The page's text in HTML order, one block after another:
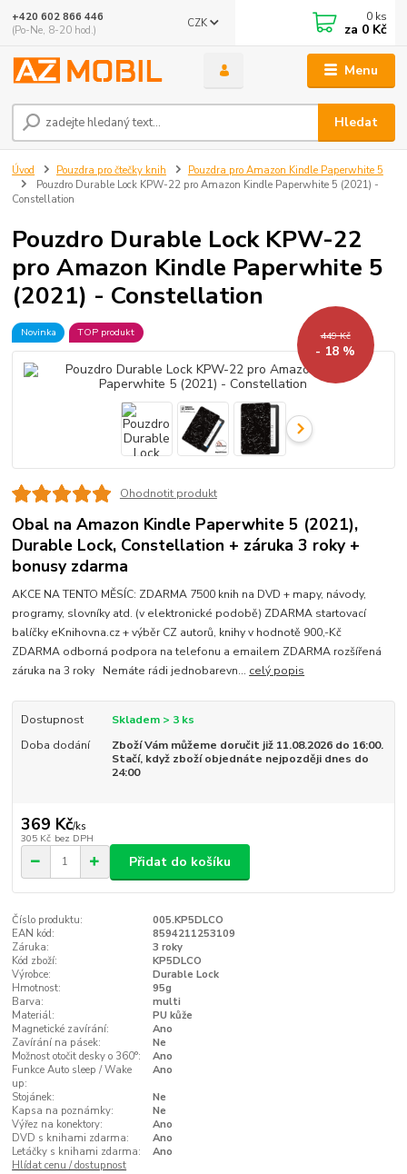
Menu
CZK
Hledat
+420 602 866 446
(Po-Ne, 8-20 hod.)
0 ks
za 0 Kč
Úvod Pouzdra pro čtečky knih
Pouzdra pro Amazon Kindle Paperwhite 5
Pouzdro Durable Lock KPW-22 pro Amazon Kindle Paperwhite 5 (2021) -
Constellation
Pouzdro Durable Lock KPW-22
pro Amazon Kindle Paperwhite 5
(2021) - Constellation
Novinka TOP produkt 449 Kč
- 18 %
Ohodnotit produkt
Obal na Amazon Kindle Paperwhite 5 (2021),
Durable Lock, Constellation + záruka 3 roky +
bonusy zdarma
AKCE NA TENTO MĚSÍC: ZDARMA 7500 knih na DVD + mapy, návody,
programy, slovníky atd. (v elektronické podobě) ZDARMA startovací
balíčky eKnihovna.cz + výběr CZ autorů, knihy v hodnotě 900,-Kč
ZDARMA odborná podpora na telefonu a emailem ZDARMA rozšířená
záruka na 3 roky Nemáte rádi jednobarevn... celý popis
Dostupnost
Skladem > 3 ks
Doba dodání
Zboží Vám můžeme doručit již 11.08.2026 do 16:00.
Stačí, když zboží objednáte nejpozději dnes do
24:00
369 Kč/ks
305 Kč bez DPH
Přidat do košíku
Číslo produktu:
005.KP5DLCO
EAN kód:
8594211253109
Záruka:
3 roky
Kód zboží:
KP5DLCO
Výrobce:
Durable Lock
Hmotnost:
95g
Barva:
multi
Materiál:
PU kůže
Magnetické zavírání:
Ano
Zavírání na pásek:
Ne
Možnost otočit desky o 360°:
Ano
Funkce Auto sleep / Wake
up:
Ano
Stojánek:
Ne
Kapsa na poznámky:
Ne
Výřez na konektory:
Ano
DVD s knihami zdarma:
Ano
Letáčky s knihami zdarma:
Ano
Hlídat cenu / dostupnost